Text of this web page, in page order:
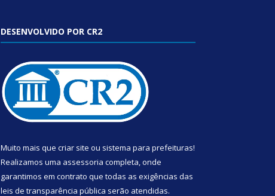
DESENVOLVIDO POR CR2
Muito mais que criar site ou sistema para prefeituras!
Realizamos uma assessoria completa, onde
garantimos em contrato que todas as exigências das
leis de transparência pública serão atendidas.